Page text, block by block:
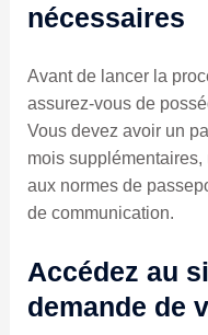
nécessaires
Avant de lancer la
assurez-vous de
Vous devez avoir un
mois
aux normes de
de communication.
Accédez au
demande de